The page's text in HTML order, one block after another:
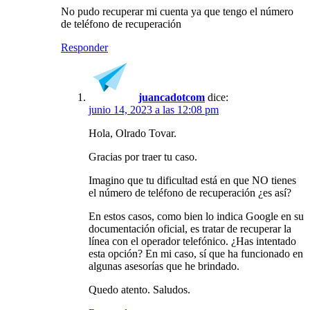
No pudo recuperar mi cuenta ya que tengo el número
de teléfono de recuperación
Responder
juancadotcom dice:
junio 14, 2023 a las 12:08 pm
Hola, Olrado Tovar.
Gracias por traer tu caso.
Imagino que tu dificultad está en que NO tienes
el número de teléfono de recuperación ¿es así?
En estos casos, como bien lo indica Google en su
documentación oficial, es tratar de recuperar la
línea con el operador telefónico. ¿Has intentado
esta opción? En mi caso, sí que ha funcionado en
algunas asesorías que he brindado.
Quedo atento. Saludos.